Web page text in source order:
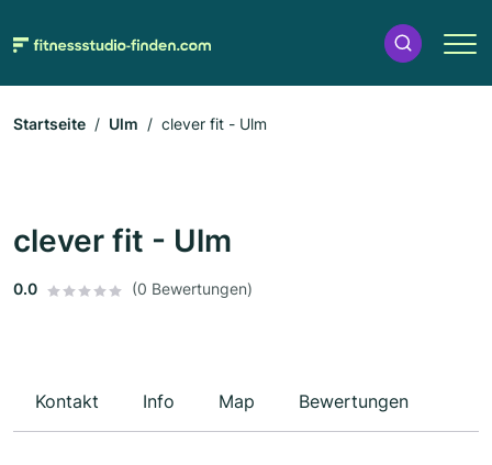
Startseite Ulm clever fit - Ulm
clever fit - Ulm
0.0 (0 Bewertungen)
Kontakt Info Map Bewertungen